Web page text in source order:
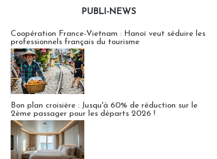
PUBLI-NEWS
Coopération France-Vietnam : Hanoï veut séduire les
professionnels français du tourisme
Bon plan croisière : Jusqu'à 60% de réduction sur le
2ème passager pour les départs 2026 !